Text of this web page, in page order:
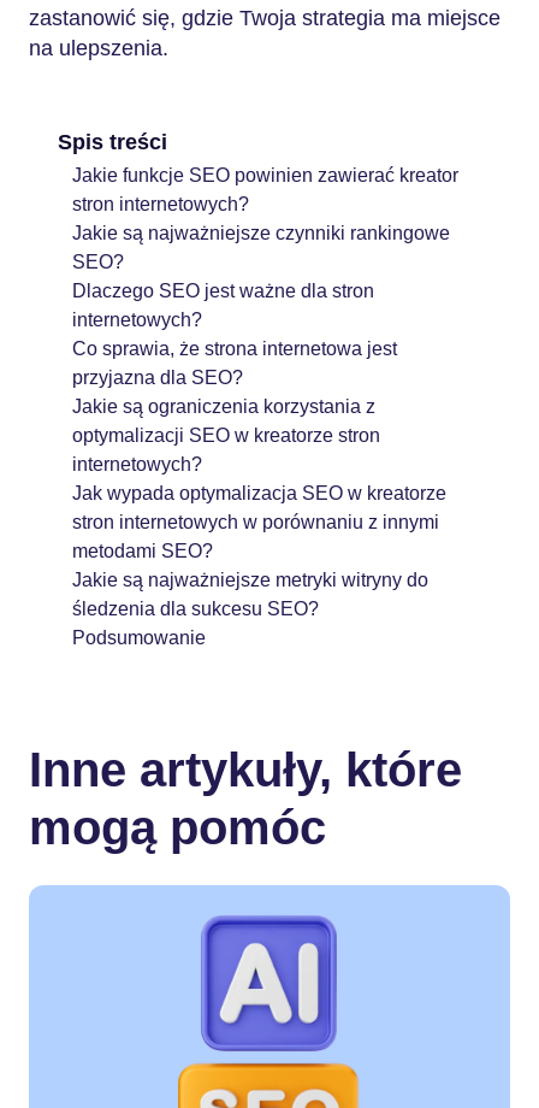
zastanowić się, gdzie Twoja strategia ma miejsce
na ulepszenia.
Spis treści
Jakie funkcje SEO powinien zawierać kreator
stron internetowych?
Jakie są najważniejsze czynniki rankingowe
SEO?
Dlaczego SEO jest ważne dla stron
internetowych?
Co sprawia, że strona internetowa jest
przyjazna dla SEO?
Jakie są ograniczenia korzystania z
optymalizacji SEO w kreatorze stron
internetowych?
Jak wypada optymalizacja SEO w kreatorze
stron internetowych w porównaniu z innymi
metodami SEO?
Jakie są najważniejsze metryki witryny do
śledzenia dla sukcesu SEO?
Podsumowanie
Inne artykuły, które
mogą pomóc